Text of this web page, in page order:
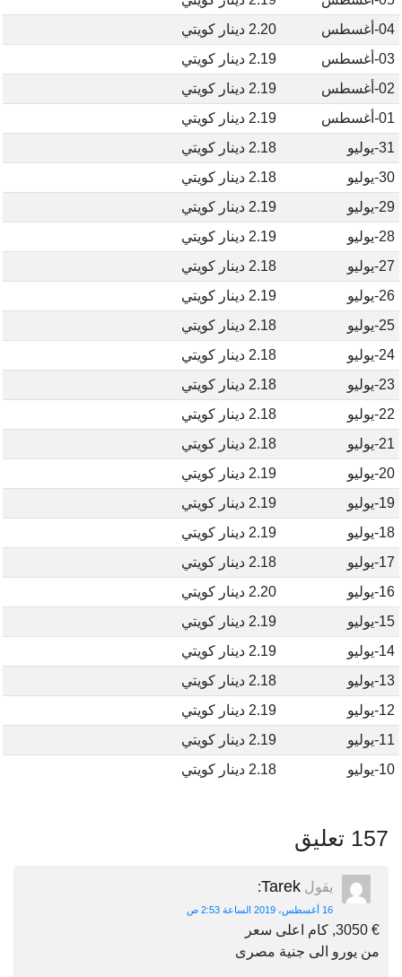
04-أغسطس
2.20 دينار كويتي
03-أغسطس
2.19 دينار كويتي
02-أغسطس
2.19 دينار كويتي
01-أغسطس
2.19 دينار كويتي
31-يوليو
2.18 دينار كويتي
30-يوليو
2.18 دينار كويتي
29-يوليو
2.19 دينار كويتي
28-يوليو
2.19 دينار كويتي
27-يوليو
2.18 دينار كويتي
26-يوليو
2.19 دينار كويتي
25-يوليو
2.18 دينار كويتي
24-يوليو
2.18 دينار كويتي
23-يوليو
2.18 دينار كويتي
22-يوليو
2.18 دينار كويتي
21-يوليو
2.18 دينار كويتي
20-يوليو
2.19 دينار كويتي
19-يوليو
2.19 دينار كويتي
18-يوليو
2.19 دينار كويتي
17-يوليو
2.18 دينار كويتي
16-يوليو
2.20 دينار كويتي
15-يوليو
2.19 دينار كويتي
14-يوليو
2.19 دينار كويتي
13-يوليو
2.18 دينار كويتي
12-يوليو
2.19 دينار كويتي
11-يوليو
2.19 دينار كويتي
10-يوليو
2.18 دينار كويتي
157 تعليق
يقول Tarek
:
16 أغسطس، 2019 الساعة 2:53 ص
€ 3050, كام اعلى سعر
من يورو الى جنية مصرى